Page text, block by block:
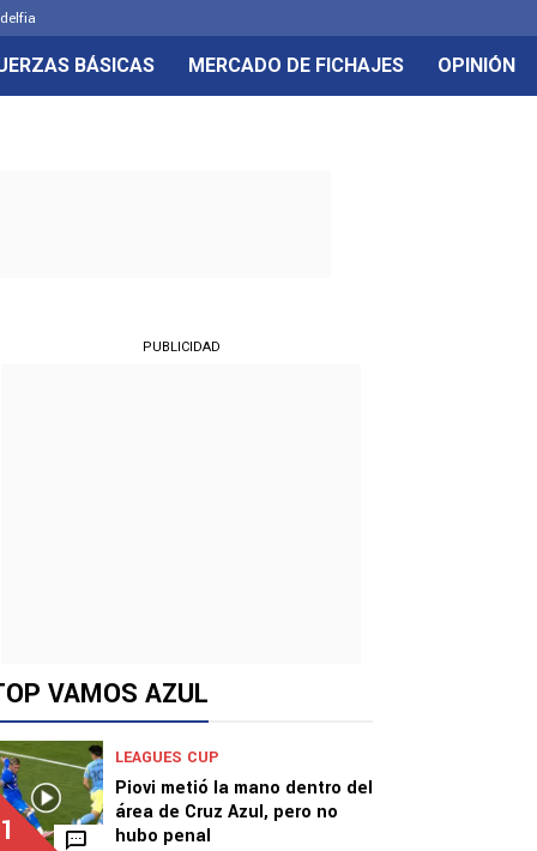
BÁSICAS MERCADO DE FICHAJES OPINIÓN
PUBLICIDAD
VAMOS AZUL
1
LEAGUES CUP
Piovi metió la mano dentro del
área de Cruz Azul, pero no
hubo penal